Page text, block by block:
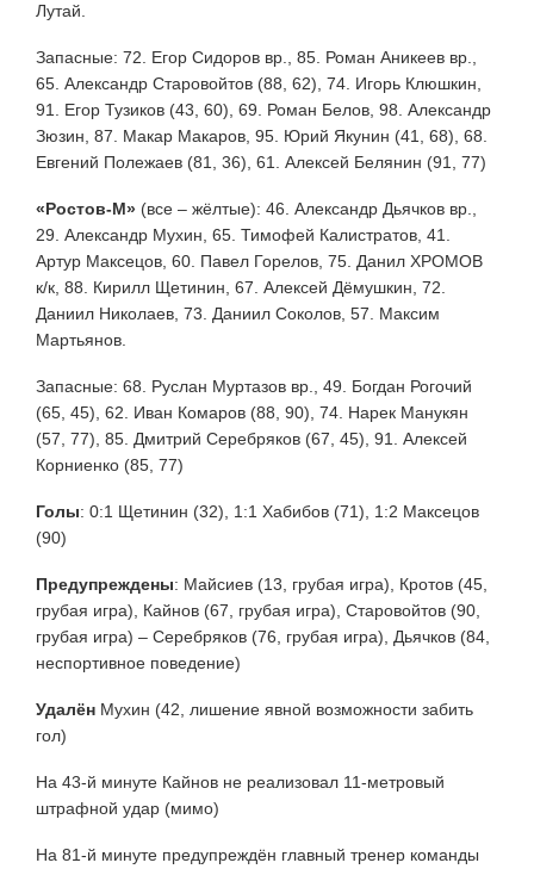
Лутай.
Запасные: 72. Егор Сидоров вр., 85. Роман Аникеев вр.,
65. Александр Старовойтов (88, 62), 74. Игорь Клюшкин,
91. Егор Тузиков (43, 60), 69. Роман Белов, 98. Александр
Зюзин, 87. Макар Макаров, 95. Юрий Якунин (41, 68), 68.
Евгений Полежаев (81, 36), 61. Алексей Белянин (91, 77)
«Ростов-М» (все – жёлтые): 46. Александр Дьячков вр.,
29. Александр Мухин, 65. Тимофей Калистратов, 41.
Артур Максецов, 60. Павел Горелов, 75. Данил ХРОМОВ
к/к, 88. Кирилл Щетинин, 67. Алексей Дёмушкин, 72.
Даниил Николаев, 73. Даниил Соколов, 57. Максим
Мартьянов.
Запасные: 68. Руслан Муртазов вр., 49. Богдан Рогочий
(65, 45), 62. Иван Комаров (88, 90), 74. Нарек Манукян
(57, 77), 85. Дмитрий Серебряков (67, 45), 91. Алексей
Корниенко (85, 77)
Голы: 0:1 Щетинин (32), 1:1 Хабибов (71), 1:2 Максецов
(90)
Предупреждены: Майсиев (13, грубая игра), Кротов (45,
грубая игра), Кайнов (67, грубая игра), Старовойтов (90,
грубая игра) – Серебряков (76, грубая игра), Дьячков (84,
неспортивное поведение)
Удалён Мухин (42, лишение явной возможности забить
гол)
На 43-й минуте Кайнов не реализовал 11-метровый
штрафной удар (мимо)
На 81-й минуте предупреждён главный тренер команды